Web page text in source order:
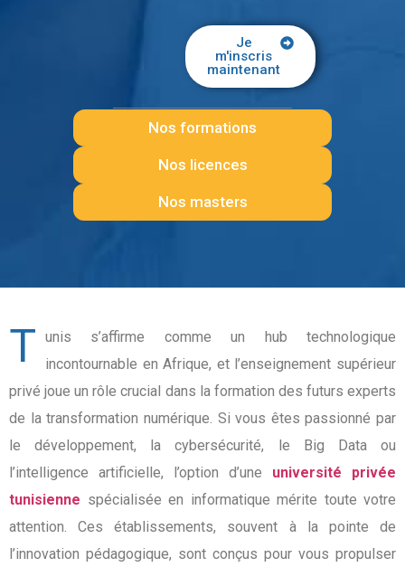
Je
m'inscris
maintenant
Nos licences
Nos masters
Nos formations
T unis s’affirme comme un hub technologique
incontournable en Afrique, et l’enseignement supérieur
privé joue un rôle crucial dans la formation des futurs experts
de la transformation numérique. Si vous êtes passionné par
le développement, la cybersécurité, le Big Data ou
l’intelligence artificielle, l’option d’une université privée
tunisienne spécialisée en informatique mérite toute votre
attention. Ces établissements, souvent à la pointe de
l’innovation pédagogique, sont conçus pour vous propulser